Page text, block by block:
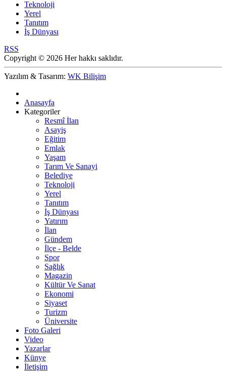
Teknoloji
Yerel
Tanıtım
İş Dünyası
RSS
Copyright © 2026 Her hakkı saklıdır.
Yazılım & Tasarım: WK Bilişim
Anasayfa
Kategoriler
Resmî İlan
Asayiş
Eğitim
Emlak
Yaşam
Tarım Ve Sanayi
Belediye
Teknoloji
Yerel
Tanıtım
İş Dünyası
Yatırım
İlan
Gündem
İlçe - Belde
Spor
Sağlık
Magazin
Kültür Ve Sanat
Ekonomi
Siyaset
Turizm
Üniversite
Foto Galeri
Video
Yazarlar
Künye
İletişim